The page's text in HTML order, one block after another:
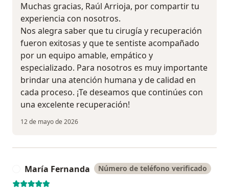
Muchas gracias, Raúl Arrioja, por compartir tu
experiencia con nosotros.
Nos alegra saber que tu cirugía y recuperación
fueron exitosas y que te sentiste acompañado
por un equipo amable, empático y
especializado. Para nosotros es muy importante
brindar una atención humana y de calidad en
cada proceso. ¡Te deseamos que continúes con
una excelente recuperación!
12 de mayo de 2026
María Fernanda Número de teléfono verificado